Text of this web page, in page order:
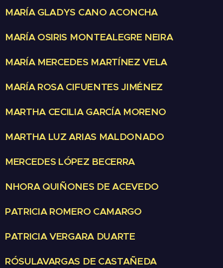
MARÍA GLADYS CANO ACONCHA
MARÍA OSIRIS MONTEALEGRE NEIRA
MARÍA MERCEDES MARTÍNEZ VELA
MARÍA ROSA CIFUENTES JIMÉNEZ
MARTHA CECILIA GARCÍA MORENO
MARTHA LUZ ARIAS MALDONADO
MERCEDES LÓPEZ BECERRA
NHORA QUIÑONES DE ACEVEDO
PATRICIA ROMERO CAMARGO
PATRICIA VERGARA DUARTE
RÓSULAVARGAS DE CASTAÑEDA